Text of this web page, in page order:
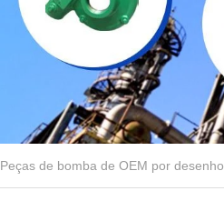
Peças de bomba de OEM por desenho